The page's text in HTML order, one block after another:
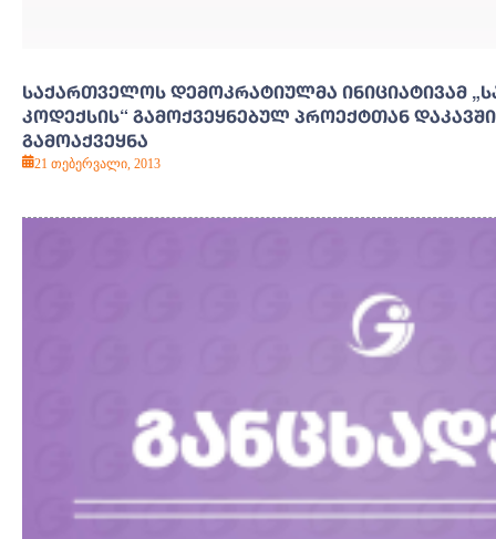
ᲡᲐᲥᲐᲠᲗᲕᲔᲚᲝᲡ ᲓᲔᲛᲝᲙᲠᲐᲢᲘᲣᲚᲛᲐ ᲘᲜᲘᲪᲘᲐᲢᲘᲕᲐᲛ
ᲙᲝᲓᲔᲥᲡᲘᲡ“ ᲒᲐᲛᲝᲥᲕᲔᲧᲜᲔᲑᲣᲚ ᲞᲠᲝᲔᲥᲢᲗᲐᲜ
ᲒᲐᲛᲝᲐᲥᲕᲔᲧᲜᲐ
21 თებერვალი, 2013